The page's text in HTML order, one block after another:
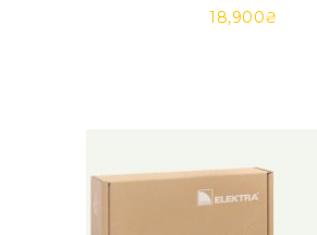
18,900₴